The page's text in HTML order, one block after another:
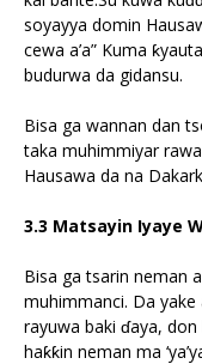
soyayya domin
cewa a’a” Kuma
budurwa da gidansu.
Bisa ga wannan dan
taka muhimmiyar
Hausawa da na
3.3 Matsayin Iyaye
Bisa ga tsarin neman
muhimmanci. Da yake
rayuwa baki ɗaya, don
haƙƙin neman ma